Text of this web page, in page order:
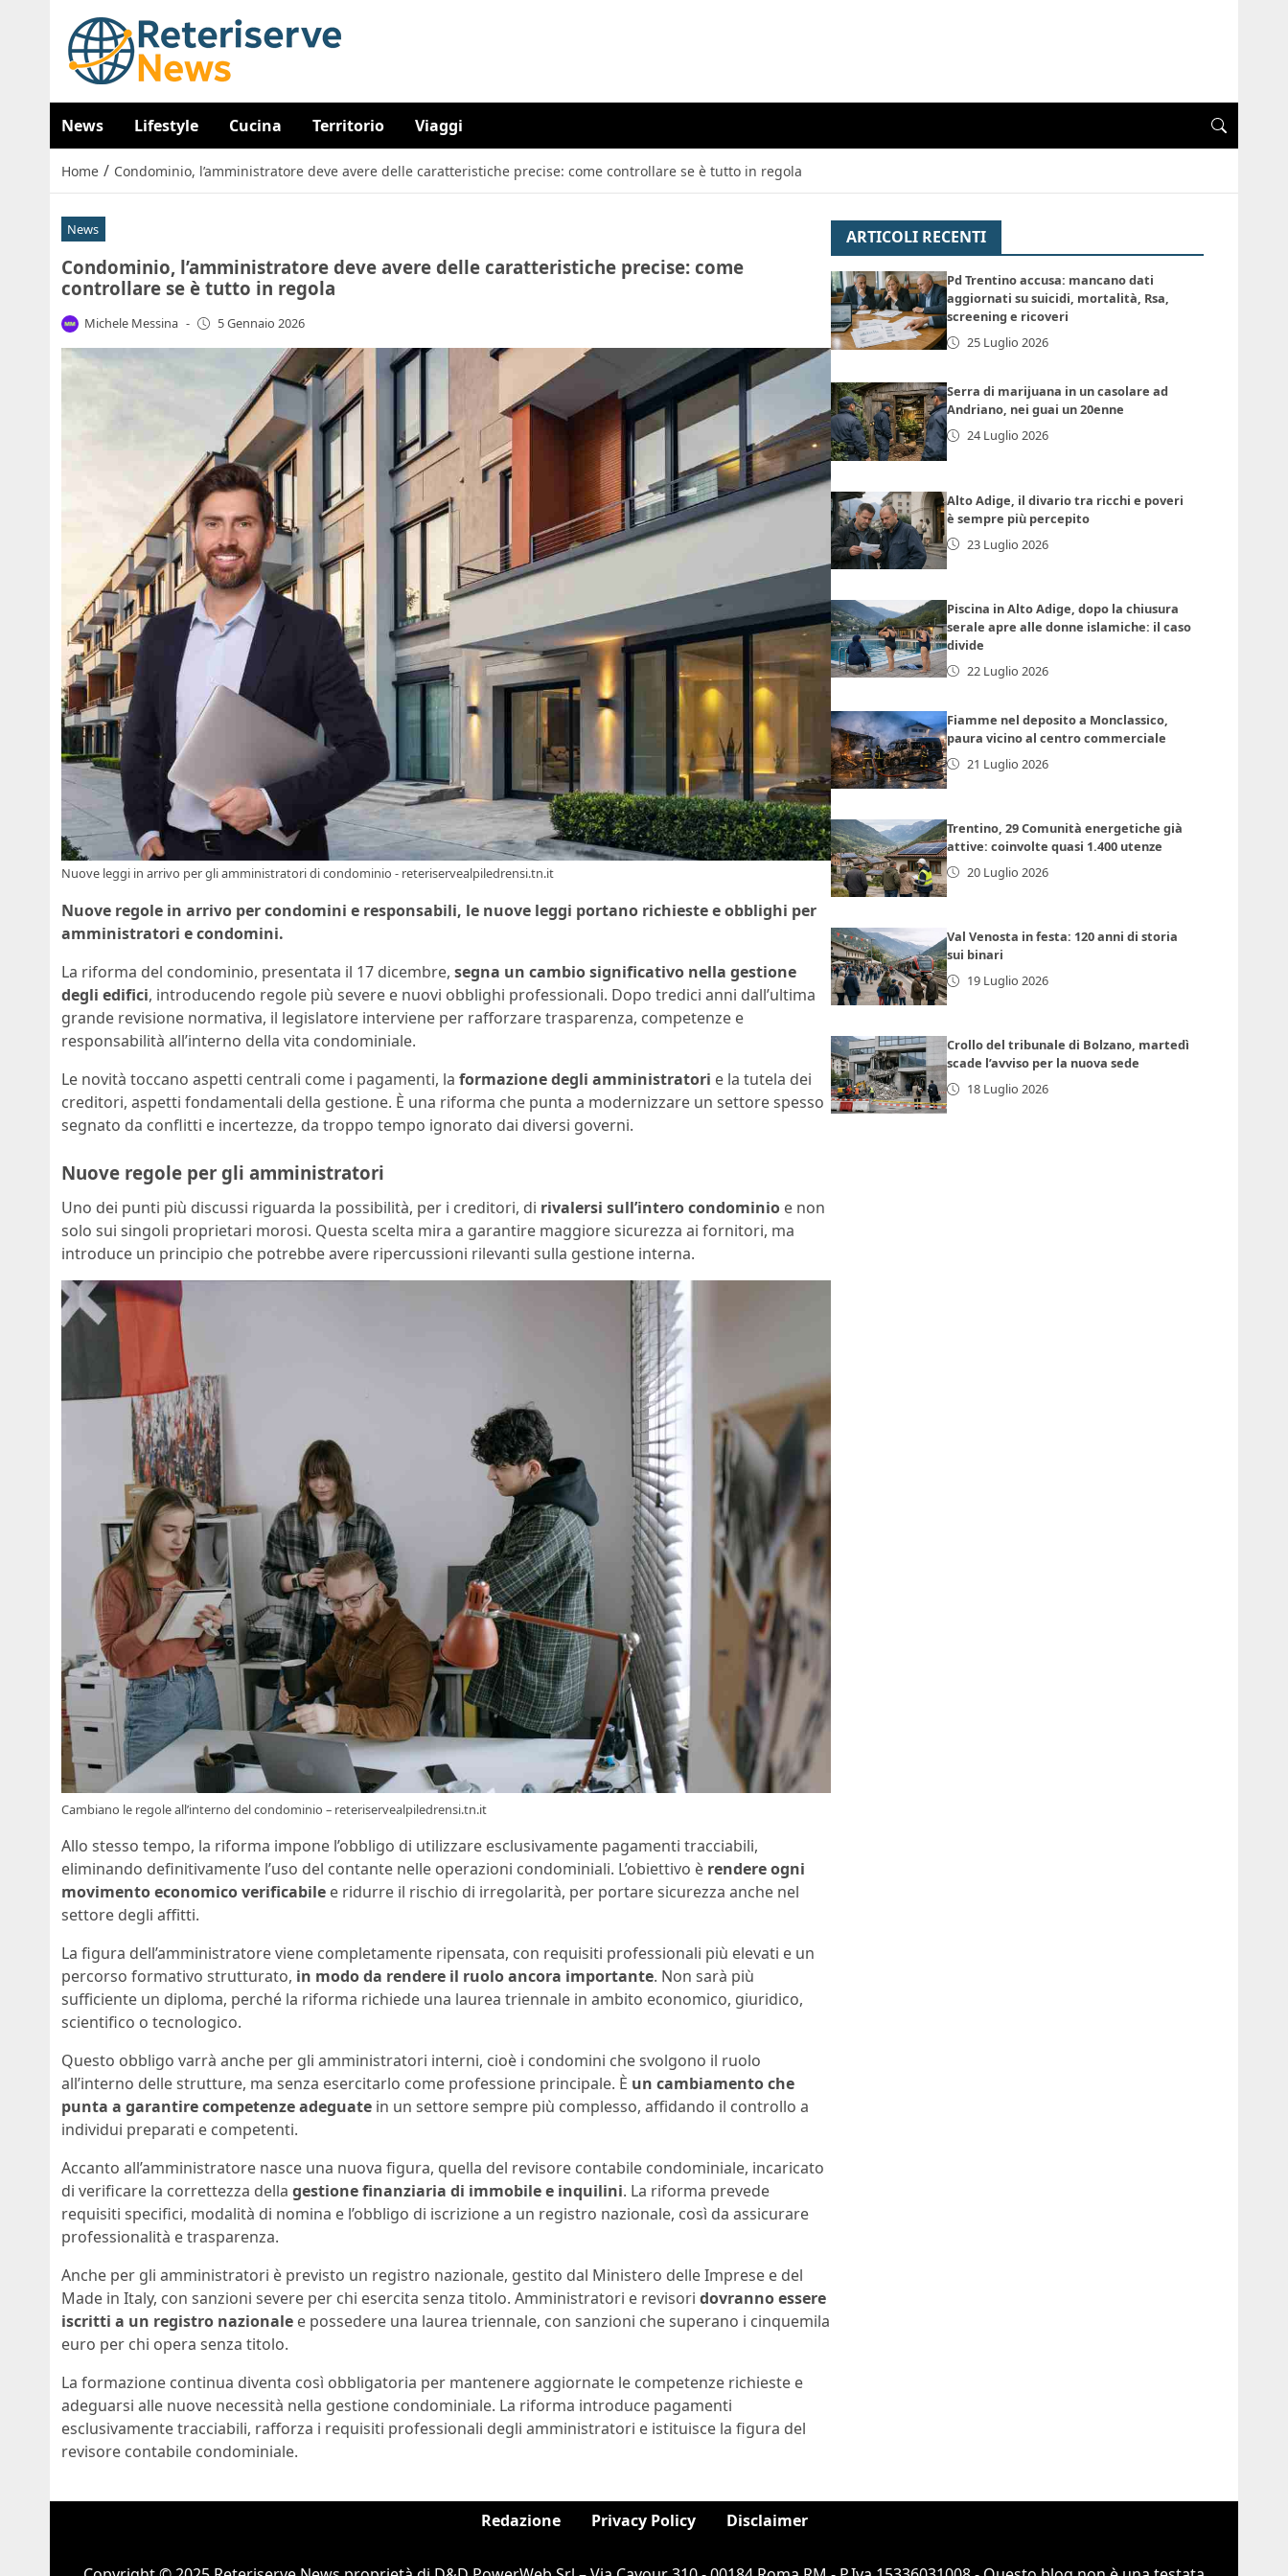
News Lifestyle Cucina Territorio Viaggi
Home / Condominio, l’amministratore deve avere delle caratteristiche precise: come controllare se è tutto in regola
News
Condominio, l’amministratore deve avere delle caratteristiche precise: come
controllare se è tutto in regola
Michele Messina - 5 Gennaio 2026
Nuove leggi in arrivo per gli amministratori di condominio - reteriservealpiledrensi.tn.it
Nuove regole in arrivo per condomini e responsabili, le nuove leggi portano richieste e obblighi per
amministratori e condomini.
La riforma del condominio, presentata il 17 dicembre, segna un cambio significativo nella gestione
degli edifici, introducendo regole più severe e nuovi obblighi professionali. Dopo tredici anni dall’ultima
grande revisione normativa, il legislatore interviene per rafforzare trasparenza, competenze e
responsabilità all’interno della vita condominiale.
Le novità toccano aspetti centrali come i pagamenti, la formazione degli amministratori e la tutela dei
creditori, aspetti fondamentali della gestione. È una riforma che punta a modernizzare un settore spesso
segnato da conflitti e incertezze, da troppo tempo ignorato dai diversi governi.
Nuove regole per gli amministratori
Uno dei punti più discussi riguarda la possibilità, per i creditori, di rivalersi sull’intero condominio e non
solo sui singoli proprietari morosi. Questa scelta mira a garantire maggiore sicurezza ai fornitori, ma
introduce un principio che potrebbe avere ripercussioni rilevanti sulla gestione interna.
Cambiano le regole all’interno del condominio – reteriservealpiledrensi.tn.it
Allo stesso tempo, la riforma impone l’obbligo di utilizzare esclusivamente pagamenti tracciabili,
eliminando definitivamente l’uso del contante nelle operazioni condominiali. L’obiettivo è rendere ogni
movimento economico verificabile e ridurre il rischio di irregolarità, per portare sicurezza anche nel
settore degli affitti.
La figura dell’amministratore viene completamente ripensata, con requisiti professionali più elevati e un
percorso formativo strutturato, in modo da rendere il ruolo ancora importante. Non sarà più
sufficiente un diploma, perché la riforma richiede una laurea triennale in ambito economico, giuridico,
scientifico o tecnologico.
Questo obbligo varrà anche per gli amministratori interni, cioè i condomini che svolgono il ruolo
all’interno delle strutture, ma senza esercitarlo come professione principale. È un cambiamento che
punta a garantire competenze adeguate in un settore sempre più complesso, affidando il controllo a
individui preparati e competenti.
Accanto all’amministratore nasce una nuova figura, quella del revisore contabile condominiale, incaricato
di verificare la correttezza della gestione finanziaria di immobile e inquilini. La riforma prevede
requisiti specifici, modalità di nomina e l’obbligo di iscrizione a un registro nazionale, così da assicurare
professionalità e trasparenza.
Anche per gli amministratori è previsto un registro nazionale, gestito dal Ministero delle Imprese e del
Made in Italy, con sanzioni severe per chi esercita senza titolo. Amministratori e revisori dovranno essere
iscritti a un registro nazionale e possedere una laurea triennale, con sanzioni che superano i cinquemila
euro per chi opera senza titolo.
La formazione continua diventa così obbligatoria per mantenere aggiornate le competenze richieste e
adeguarsi alle nuove necessità nella gestione condominiale. La riforma introduce pagamenti
esclusivamente tracciabili, rafforza i requisiti professionali degli amministratori e istituisce la figura del
revisore contabile condominiale.
ARTICOLI RECENTI
Pd Trentino accusa: mancano dati
aggiornati su suicidi, mortalità, Rsa,
screening e ricoveri
25 Luglio 2026
Serra di marijuana in un casolare ad
Andriano, nei guai un 20enne
24 Luglio 2026
Alto Adige, il divario tra ricchi e poveri
è sempre più percepito
23 Luglio 2026
Piscina in Alto Adige, dopo la chiusura
serale apre alle donne islamiche: il caso
divide
22 Luglio 2026
Fiamme nel deposito a Monclassico,
paura vicino al centro commerciale
21 Luglio 2026
Trentino, 29 Comunità energetiche già
attive: coinvolte quasi 1.400 utenze
20 Luglio 2026
Val Venosta in festa: 120 anni di storia
sui binari
19 Luglio 2026
Crollo del tribunale di Bolzano, martedì
scade l’avviso per la nuova sede
18 Luglio 2026
Redazione Privacy Policy Disclaimer